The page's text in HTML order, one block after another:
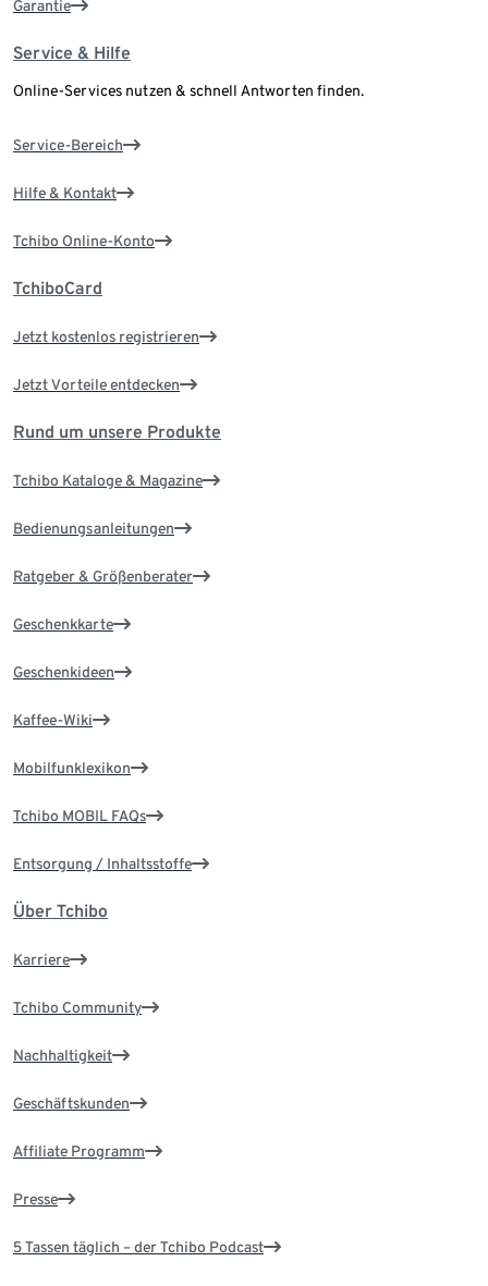
Garantie
Service & Hilfe
Online-Services nutzen & schnell Antworten finden.
Service-Bereich
Hilfe & Kontakt
Tchibo Online-Konto
TchiboCard
Jetzt kostenlos registrieren
Jetzt Vorteile entdecken
Rund um unsere Produkte
Tchibo Kataloge & Magazine
Bedienungsanleitungen
Ratgeber & Größenberater
Geschenkkarte
Geschenkideen
Kaffee-Wiki
Mobilfunklexikon
Tchibo MOBIL FAQs
Entsorgung / Inhaltsstoffe
Über Tchibo
Karriere
Tchibo Community
Nachhaltigkeit
Geschäftskunden
Affiliate Programm
Presse
5 Tassen täglich – der Tchibo Podcast